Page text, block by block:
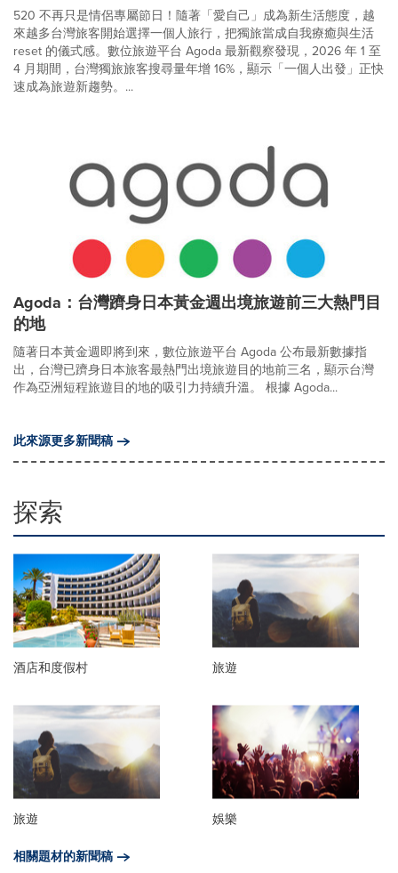
520 不再只是情侶專屬節日！隨著「愛自己」成為新生活態度，越
來越多台灣旅客開始選擇一個人旅行，把獨旅當成自我療癒與生活
reset 的儀式感。數位旅遊平台 Agoda 最新觀察發現，2026 年 1 至
4 月期間，台灣獨旅旅客搜尋量年增 16%，顯示「一個人出發」正快
速成為旅遊新趨勢。...
Agoda：台灣躋身日本黃金週出境旅遊前三大熱門目
的地
隨著日本黃金週即將到來，數位旅遊平台 Agoda 公布最新數據指
出，台灣已躋身日本旅客最熱門出境旅遊目的地前三名，顯示台灣
作為亞洲短程旅遊目的地的吸引力持續升溫。 根據 Agoda...
此來源更多新聞稿
探索
酒店和度假村 旅遊
旅遊
娛樂
相關題材的新聞稿